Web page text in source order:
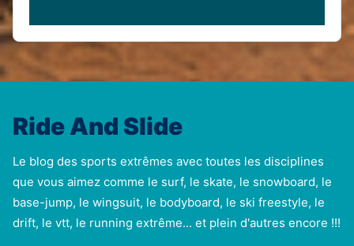
Ride And Slide
Le blog des sports extrêmes avec toutes les disciplines
que vous aimez comme le surf, le skate, le snowboard, le
base-jump, le wingsuit, le bodyboard, le ski freestyle, le
drift, le vtt, le running extrême... et plein d'autres encore !!!